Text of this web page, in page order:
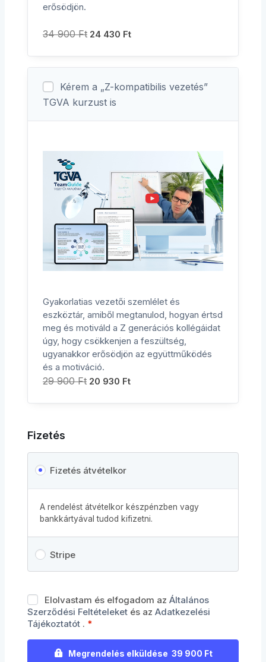
erősödjön.
34 900Ft 24 430 Ft
Kérem a „Z-kompatibilis vezetés”
TGVA kurzust is
Gyakorlatias vezetői szemlélet és
eszköztár, amiből megtanulod, hogyan értsd
meg és motiváld a Z generációs kollégáidat
úgy, hogy csökkenjen a feszültség,
ugyanakkor erősödjön az együttműködés
és a motiváció.
29 900Ft 20 930 Ft
Fizetés
Fizetés átvételkor
A rendelést átvételkor készpénzben vagy
bankkártyával tudod kifizetni.
Stripe
Elolvastam és elfogadom az Általános
Szerződési Feltételeket és az Adatkezelési
Tájékoztatót . *
Megrendelés elküldése 39 900 Ft